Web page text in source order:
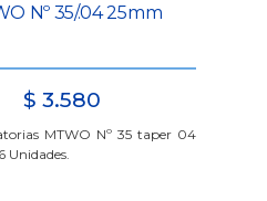
Nº 35/.04 25mm
$3.580
MTWO Nº 35 taper 04
Unidades.